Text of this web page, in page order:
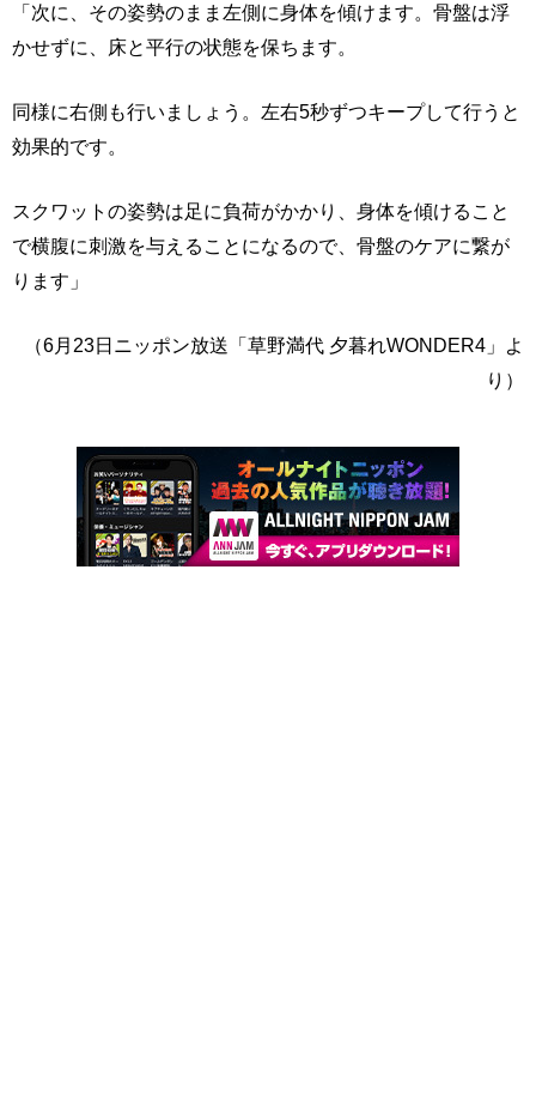
「次に、その姿勢のまま左側に身体を傾けます。骨盤は浮
かせずに、床と平行の状態を保ちます。
同様に右側も行いましょう。左右5秒ずつキープして行うと
効果的です。
スクワットの姿勢は足に負荷がかかり、身体を傾けること
で横腹に刺激を与えることになるので、骨盤のケアに繋が
ります」
（6月23日ニッポン放送「草野満代 夕暮れWONDER4」よ
り）